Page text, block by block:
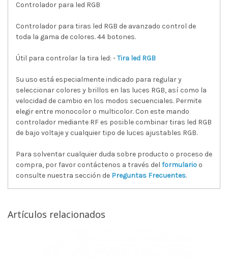
Controlador para led RGB
Controlador para tiras led RGB de avanzado control de
toda la gama de colores. 44 botones.
Útil para controlar la tira led: -Tira led RGB
Su uso está especialmente indicado para regular y
seleccionar colores y brillos en las luces RGB, así como la
velocidad de cambio en los modos secuenciales. Permite
elegir entre monocolor o multicolor. Con este mando
controlador mediante RF es posible combinar tiras led RGB
de bajo voltaje y cualquier tipo de luces ajustables RGB.
Para solventar cualquier duda sobre producto o proceso de
compra, por favor contáctenos a través del formulario o
consulte nuestra sección de Preguntas Frecuentes.
Artículos relacionados